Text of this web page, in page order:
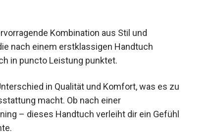
Kombination aus Stil und
nach einem erstklassigen Handtuch
in puncto Leistung punktet.
in Qualität und Komfort, was es zu
macht. Ob nach einer
– dieses Handtuch verleiht dir ein Gefühl